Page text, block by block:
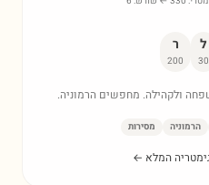
ל
30
ר
200
ולקהילה. מחפשים הרמוניה.
הרמוניה מסירות
המלא ←